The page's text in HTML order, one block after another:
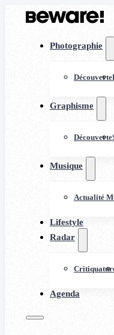
Photographie
Découverte
Graphisme
Découverte
Musique
Actualité
Lifestyle
Radar
Agenda